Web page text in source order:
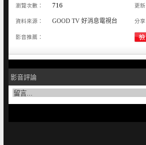
瀏覽次數： 716 更新
資料來源： GOOD TV 好消息電視台 分享
影音推薦：
影音評論